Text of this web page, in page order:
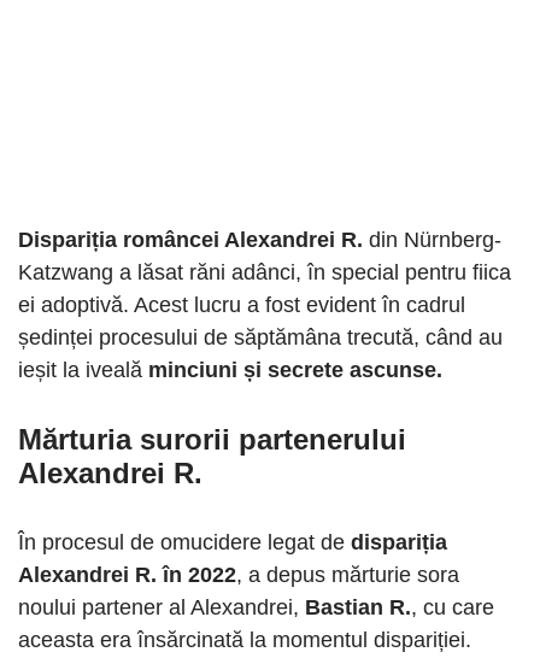
Dispariția româncei Alexandrei R. din Nürnberg-
Katzwang a lăsat răni adânci, în special pentru fiica
ei adoptivă. Acest lucru a fost evident în cadrul
ședinței procesului de săptămâna trecută, când au
ieșit la iveală minciuni și secrete ascunse.
Mărturia surorii partenerului
Alexandrei R.
În procesul de omucidere legat de dispariția
Alexandrei R. în 2022, a depus mărturie sora
noului partener al Alexandrei, Bastian R., cu care
aceasta era însărcinată la momentul dispariției.